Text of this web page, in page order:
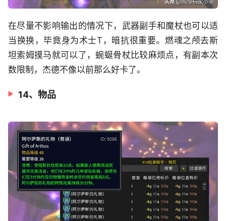
在尽量不影响输出的情况下，武器副手和魔杖也可以适
当换换，毕竟身为术士T，暗抗很重要。燃魂之颅去斯
坦索姆摸马就可以了，蜿蜒骨杖比较麻烦点，有副本次
数限制，杰德不像以前那么好卡了。
14、物品